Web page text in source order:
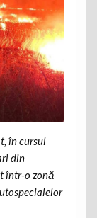
în cursul
din
într-o zonă